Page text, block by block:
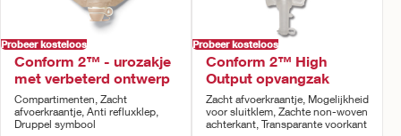
Probeer kosteloos
Conform 2™ - urozakje
met verbeterd ontwerp
Compartimenten, Zacht
afvoerkraantje, Anti refluxklep,
Druppel symbool
Probeer kosteloos
Conform 2™ High
Output opvangzak
Zacht afvoerkraantje, Mogelijkheid
voor sluitklem, Zachte non-woven
achterkant, Transparante voorkant